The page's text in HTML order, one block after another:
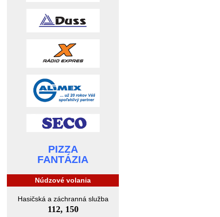
PIZZA
FANTÁZIA
Núdzové volania
Hasičská a záchranná služba
112, 150